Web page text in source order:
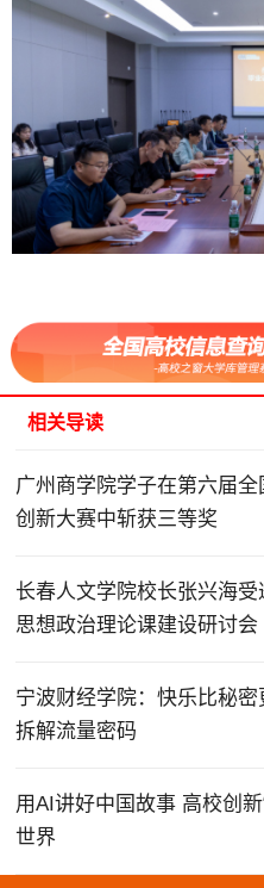
相关导读
广州商学院学子在第六届
创新大赛中斩获三等奖
长春人文学院校长张兴海
思想政治理论课建设研讨会
宁波财经学院：快乐比秘
拆解流量密码
用AI讲好中国故事 高校创新“译创课堂”让中国文化走向
世界